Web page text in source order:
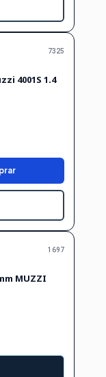
7325
4001S 1.4
1697
MUZZI